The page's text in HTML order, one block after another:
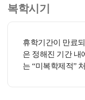
복학시기
휴학기간이 만료
은 정해진 기간 내
는 “미복학제적”